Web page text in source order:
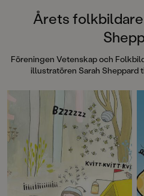
Årets folkbildare
Föreningen Vetenskap och
illustratören Sarah